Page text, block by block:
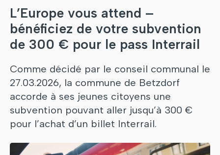
L’Europe vous attend –
bénéficiez de votre subvention
de 300 € pour le pass Interrail
Comme décidé par le conseil communal le
27.03.2026, la commune de Betzdorf
accorde à ses jeunes citoyens une
subvention pouvant aller jusqu’à 300 €
pour l’achat d’un billet Interrail.